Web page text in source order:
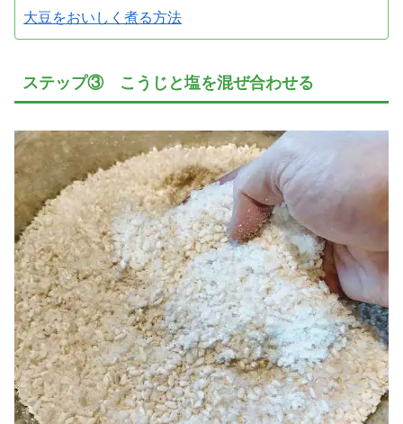
大豆をおいしく煮る方法
ステップ③ こうじと塩を混ぜ合わせる